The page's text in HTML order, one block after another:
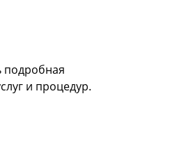
подробная
и процедур.